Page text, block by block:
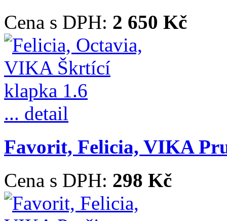
Cena s DPH: 2 650 Kč
... detail
Favorit, Felicia, VIKA
Cena s DPH: 298 Kč